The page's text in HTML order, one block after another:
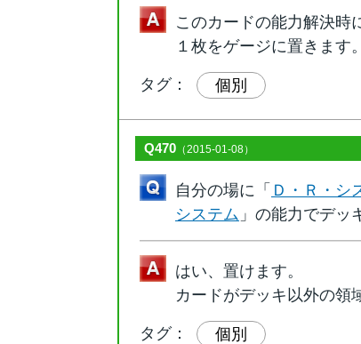
このカードの能力解決時
１枚をゲージに置きます。
タグ： 個別
Q470 （2015-01-08）
自分の場に「 Ｄ・Ｒ・シ
システム 」の能力でデッ
はい、置けます。
カードがデッキ以外の領
タグ： 個別